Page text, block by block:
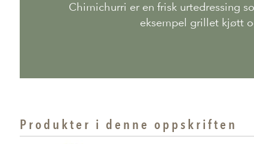
Chimichurri er en frisk urtedressing
eksempel grillet kjøtt
Produkter i denne oppskriften